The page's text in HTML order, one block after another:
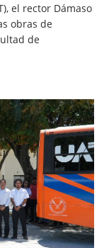
el rector Dámaso
obras de
de